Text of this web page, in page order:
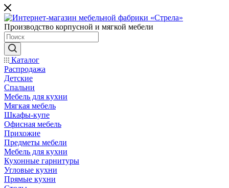
Производство корпусной и мягкой мебели
Каталог
Распродажа
Детские
Спальни
Мебель для кухни
Мягкая мебель
Шкафы-купе
Офисная мебель
Прихожие
Предметы мебели
Мебель для кухни
Кухонные гарнитуры
Угловые кухни
Прямые кухни